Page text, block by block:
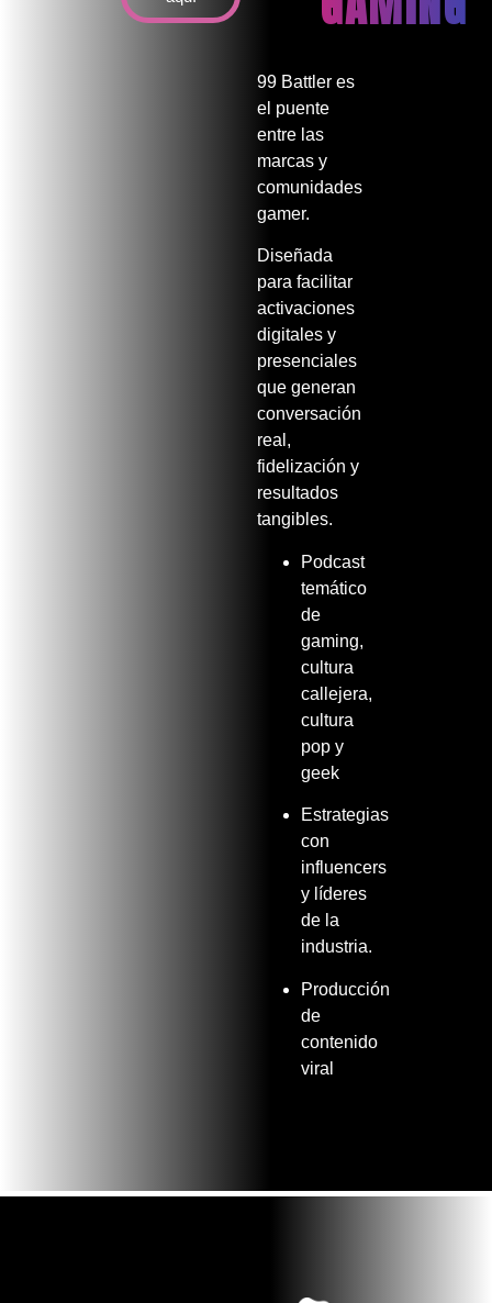
99 Battler es
el puente
entre las
marcas y
comunidades
gamer.
Diseñada
para facilitar
activaciones
digitales y
presenciales
que generan
conversación
real,
fidelización y
resultados
tangibles.
Podcast
temático
de
gaming,
cultura
callejera,
cultura
pop y
geek
Estrategias
con
influencers
y líderes
de la
industria.
Producción
de
contenido
viral